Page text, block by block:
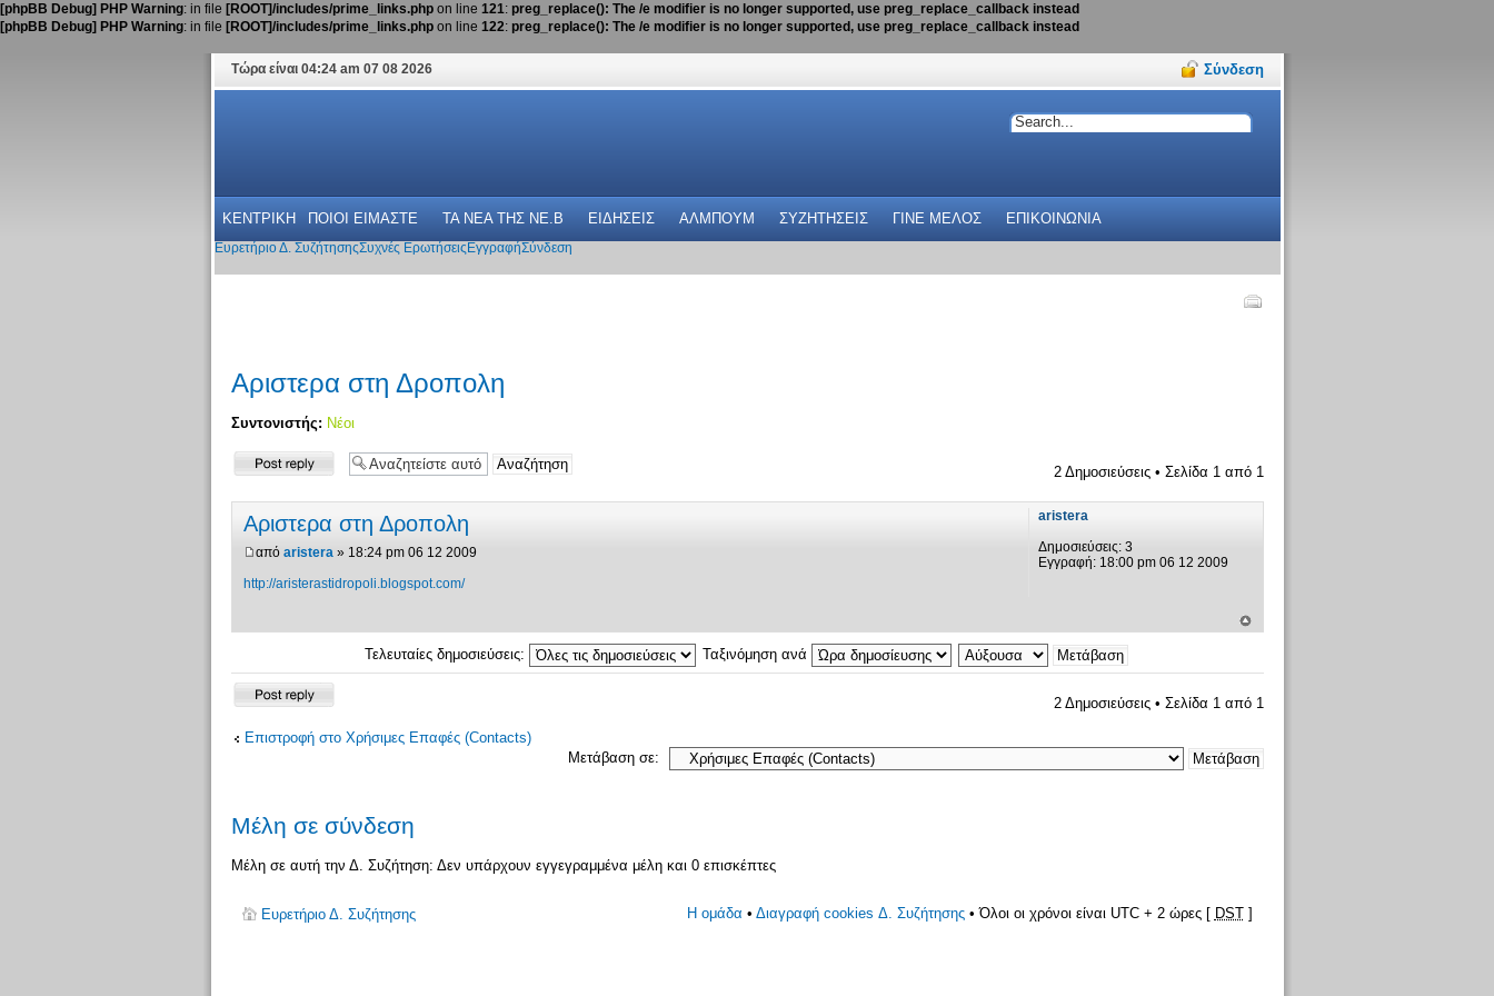
[phpBB Debug] PHP Warning: in file [ROOT]/includes/prime_links.php on line 121: preg_replace(): The /e modifier is no longer supported, use preg_replace_callback instead
[phpBB Debug] PHP Warning: in file [ROOT]/includes/prime_links.php on line 122: preg_replace(): The /e modifier is no longer supported, use preg_replace_callback instead
Τώρα είναι 04:24 am 07 08 2026 Σύνδεση
ΚΕΝΤΡΙΚΗ ΠΟΙΟΙ ΕΙΜΑΣΤΕ ΤΑ ΝΕΑ THΣ NE.B ΕΙΔΗΣΕΙΣ ΑΛΜΠΟΥΜ ΣΥΖΗΤΗΣΕΙΣ ΓΙΝΕ ΜΕΛΟΣ ΕΠΙΚΟΙΝΩΝΙΑ
Ευρετήριο Δ. ΣυζήτησηςΣυχνές Ερωτήσεις ΕγγραφήΣύνδεση
Αριστερα στη Δροπολη
Συντονιστής: Νέοι
Δημιουργία
απάντησης
2 Δημοσιεύσεις • Σελίδα 1από 1
Αριστερα στη Δροπολη
από aristera» 18:24 pm 06 12 2009
http://aristerastidropoli.blogspot.com/
aristera
Δημοσιεύσεις:3
Εγγραφή:18:00 pm 06 12 2009
Τελευταίες δημοσιεύσεις: Ταξινόμηση ανά
Δημιουργία
απάντησης
2 Δημοσιεύσεις • Σελίδα 1 από 1
Επιστροφή στο Χρήσιμες Επαφές (Contacts)
Μετάβαση σε:
Μέλη σε σύνδεση
Μέλη σε αυτή την Δ. Συζήτηση: Δεν υπάρχουν εγγεγραμμένα μέλη και 0 επισκέπτες
Ευρετήριο Δ. Συζήτησης Η ομάδα • Διαγραφή cookies Δ. Συζήτησης• Όλοι οι χρόνοι είναι UTC + 2 ώρες [ DST]